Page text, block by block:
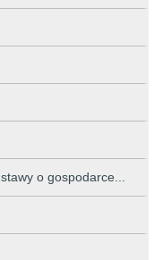
o gospodarce...